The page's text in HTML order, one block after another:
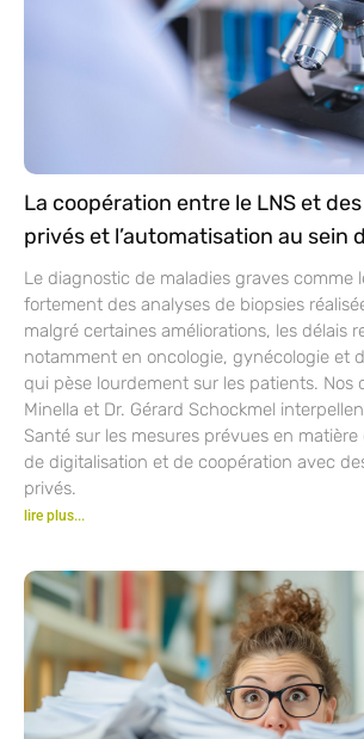
La coopération entre le LNS et
privés et l’automatisation au sein
Le diagnostic de maladies graves comme
fortement des analyses de biopsies
malgré certaines améliorations, les délais
notamment en oncologie, gynécologie et
qui pèse lourdement sur les patients. Nos
Minella et Dr. Gérard Schockmel
Santé sur les mesures prévues en matière
de digitalisation et de coopération avec
privés.
lire plus...